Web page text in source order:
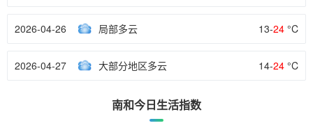
2026-04-26 局部多云 13-24 °C
2026-04-27 大部分地区多云 14-24 °C
南和今日生活指数